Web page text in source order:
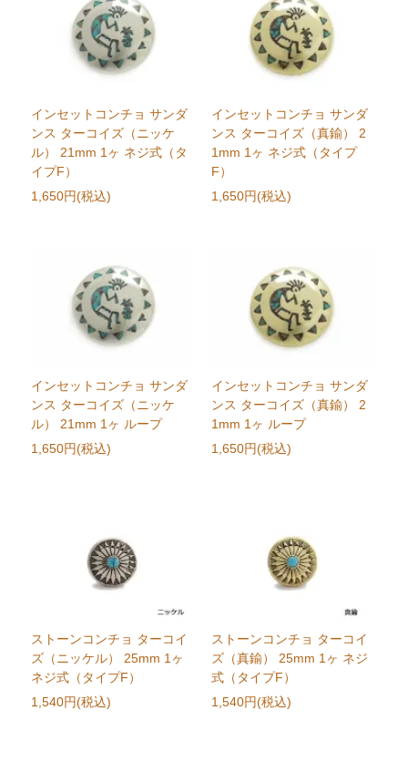
インセットコンチョ サンダ
ンス ターコイズ（ニッケ
ル） 21mm 1ヶ ネジ式（タ
イプF）
1,650円(税込)
インセットコンチョ サンダ
ンス ターコイズ（真鍮） 2
1mm 1ヶ ネジ式（タイプ
F）
1,650円(税込)
インセットコンチョ サンダ
ンス ターコイズ（ニッケ
ル） 21mm 1ヶ ループ
1,650円(税込)
インセットコンチョ サンダ
ンス ターコイズ（真鍮） 2
1mm 1ヶ ループ
1,650円(税込)
ストーンコンチョ ターコイ
ズ（ニッケル） 25mm 1ヶ
ネジ式（タイプF）
1,540円(税込)
ストーンコンチョ ターコイ
ズ（真鍮） 25mm 1ヶ ネジ
式（タイプF）
1,540円(税込)